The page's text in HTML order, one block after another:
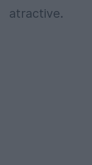
atractive.